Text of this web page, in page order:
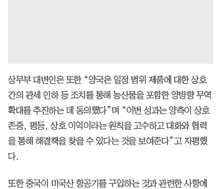
상무부 대변인은 또한 “양국은 일정 범위 제품에 대한 상호
간의 관세 인하 등 조치를 통해 농산물을 포함한 양방향 무역
확대를 추진하는 데 동의했다”며 “이번 성과는 양측이 상호
존중, 평등, 상호 이익이라는 원칙을 고수하고 대화와 협력
을 통해 해결책을 찾을 수 있다는 것을 보여준다”고 자평했
다.
또한 중국이 미국산 항공기를 구입하는 것과 관련한 사항에